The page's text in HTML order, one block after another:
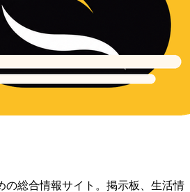
の総合情報サイト。掲示板、生活情